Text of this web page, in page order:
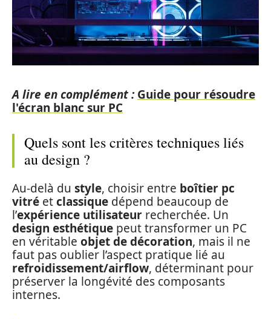
A lire en complément : Guide pour résoudre
l'écran blanc sur PC
Quels sont les critères techniques liés
au design ?
Au-delà du style, choisir entre boîtier pc
vitré etclassique dépend beaucoup de
l’expérience utilisateur recherchée. Un
design esthétique peut transformer un PC
en véritable objet de décoration, mais il ne
faut pas oublier l’aspect pratique lié au
refroidissement/airflow, déterminant pour
préserver la longévité des composants
internes.